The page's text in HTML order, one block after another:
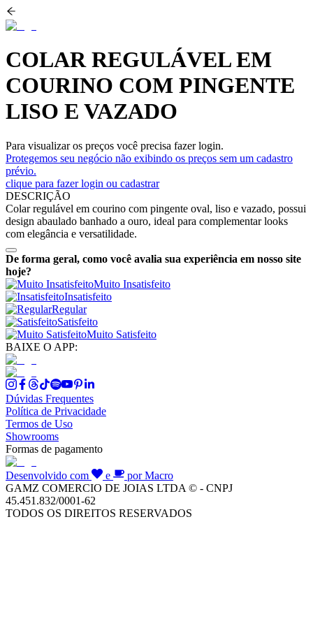
COLAR REGULÁVEL EM
COURINO COM PINGENTE
LISO E VAZADO
Para visualizar os preços você precisa fazer login.
Protegemos seu negócio não exibindo os preços sem um cadastro
prévio.
clique para fazer login ou cadastrar
DESCRIÇÃO
Colar regulável em courino com pingente oval, liso e vazado, possui
design abaulado banhado a ouro, ideal para complementar looks
com elegância e versatilidade.
De forma geral, como você avalia sua experiência em nosso site
hoje?
Muito Insatisfeito
Insatisfeito
Regular
Satisfeito
Muito Satisfeito
BAIXE O APP:
Dúvidas Frequentes
Política de Privacidade
Termos de Uso
Showrooms
Formas de pagamento
Desenvolvido com e
por Macro
GAMZ COMERCIO DE JOIAS LTDA © - CNPJ
45.451.832/0001-62
TODOS OS DIREITOS RESERVADOS